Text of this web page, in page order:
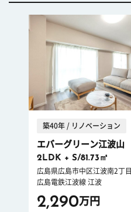
築40年 / リノベーション
エバーグリーン江波山
2LDK + S/81.73㎡
広島県広島市中区江波南2丁目
広島電鉄江波線 江波
2,290万円